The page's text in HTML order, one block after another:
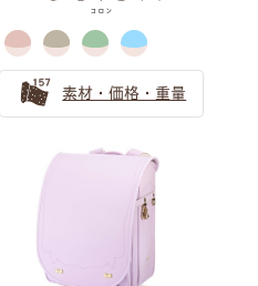
バイカラー パープル
素材・価格・重量